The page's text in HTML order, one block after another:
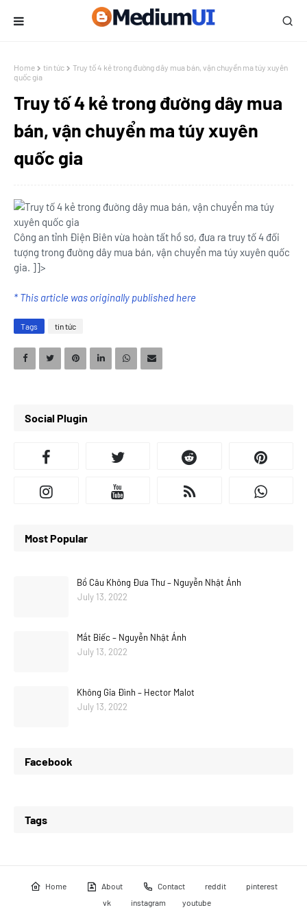
Home tin tức
Truy tố 4 kẻ trong đường dây mua bán, vận chuyển ma túy xuyên
quốc gia
Truy tố 4 kẻ trong đường dây mua
bán, vận chuyển ma túy xuyên
quốc gia
Công an tỉnh Điện Biên vừa hoàn tất hồ sơ, đưa ra truy tố 4 đối
tượng trong đường dây mua bán, vận chuyển ma túy xuyên quốc
gia. ]]>
* This article was originally published here
Tags tin tức
Social Plugin
Most Popular
Bồ Câu Không Đưa Thư – Nguyễn Nhật Ánh
July 13, 2022
Mắt Biếc – Nguyễn Nhật Ánh
July 13, 2022
Không Gia Đình – Hector Malot
July 13, 2022
Facebook
Tags
Home About Contact reddit
pinterest
vk
instagram youtube